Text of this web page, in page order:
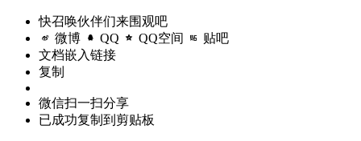
快召唤伙伴们来围观吧
微博 QQ QQ空间 贴吧
文档嵌入链接
复制
微信扫一扫分享
已成功复制到剪贴板